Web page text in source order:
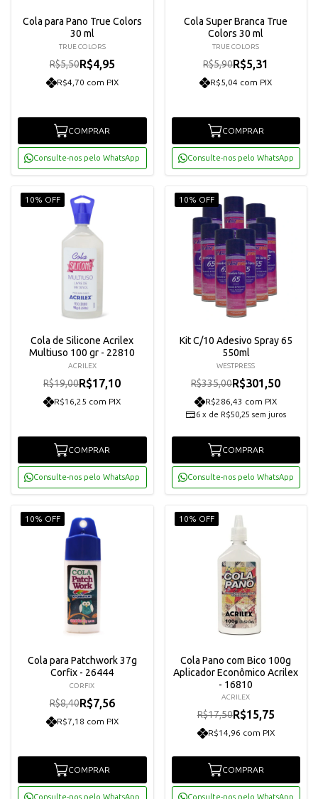
Cola para Pano True Colors
30 ml
TRUE COLORS
R$5,50R$4,95
R$4,70 com PIX
COMPRAR
Consulte-nos pelo WhatsApp
Cola Super Branca True
Colors 30 ml
TRUE COLORS
R$5,90R$5,31
R$5,04 com PIX
COMPRAR
Consulte-nos pelo WhatsApp
10% OFF
Cola de Silicone Acrilex
Multiuso 100 gr - 22810
ACRILEX
R$19,00R$17,10
R$16,25 com PIX
COMPRAR
Consulte-nos pelo WhatsApp
10% OFF
Kit C/10 Adesivo Spray 65
550ml
WESTPRESS
R$335,00R$301,50
R$286,43 com PIX
6 x de R$50,25 sem juros
COMPRAR
Consulte-nos pelo WhatsApp
10% OFF
Cola para Patchwork 37g
Corfix - 26444
CORFIX
R$8,40R$7,56
R$7,18 com PIX
COMPRAR
Consulte-nos pelo WhatsApp
10% OFF
Cola Pano com Bico 100g
Aplicador Econômico Acrilex
- 16810
ACRILEX
R$17,50R$15,75
R$14,96 com PIX
COMPRAR
Consulte-nos pelo WhatsApp